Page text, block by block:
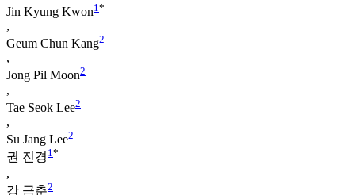
Jin Kyung Kwon1 *
,
Geum Chun Kang2
,
Jong Pil Moon2
,
Tae Seok Lee2
,
Su Jang Lee2
권 진경 1*
,
강 금춘2